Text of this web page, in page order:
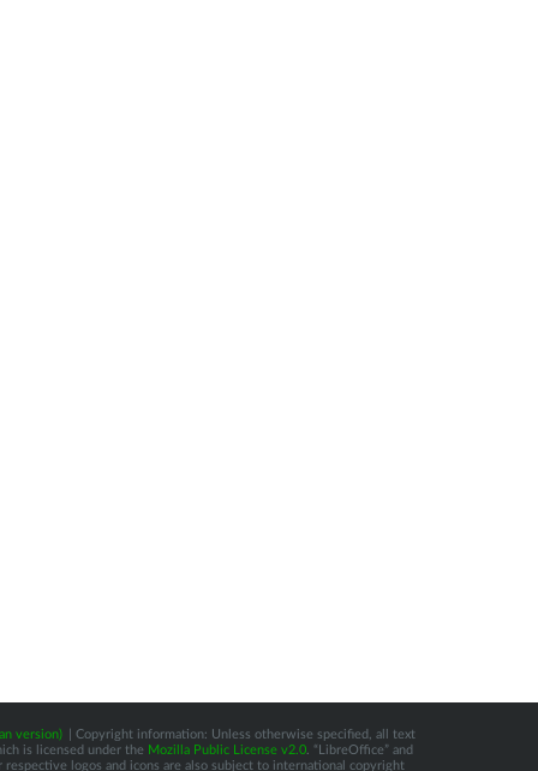
version)
| Copyright information: Unless otherwise specified, all text
is licensed under the Mozilla Public License v2.0. “LibreOffice” and
logos and icons are also subject to international copyright